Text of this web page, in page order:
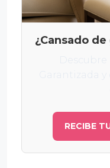
¿Cansado
RECIBE